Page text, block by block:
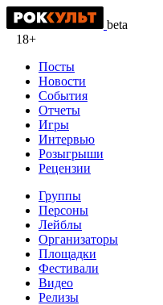
beta
18+
Посты
Новости
События
Отчеты
Игры
Интервью
Розыгрыши
Рецензии
Группы
Персоны
Лейблы
Организаторы
Площадки
Фестивали
Видео
Релизы